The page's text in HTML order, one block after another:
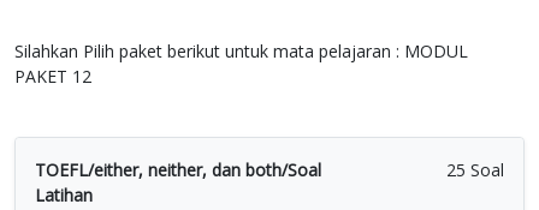
Silahkan Pilih paket berikut untuk mata pelajaran : MODUL
PAKET 12
TOEFL/either, neither, dan both/Soal
Latihan
25 Soal